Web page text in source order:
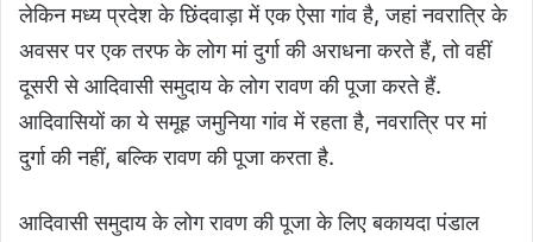
लेकिन मध्य प्रदेश के छिंदवाड़ा में एक ऐसा गांव है, जहां नवरात्रि के
अवसर पर एक तरफ के लोग मां दुर्गा की अराधना करते हैं, तो वहीं
दूसरी से आदिवासी समुदाय के लोग रावण की पूजा करते हैं.
आदिवासियों का ये समूह जमुनिया गांव में रहता है, नवरात्रि पर मां
दुर्गा की नहीं, बल्कि रावण की पूजा करता है.
आदिवासी समुदाय के लोग रावण की पूजा के लिए बकायदा पंडाल